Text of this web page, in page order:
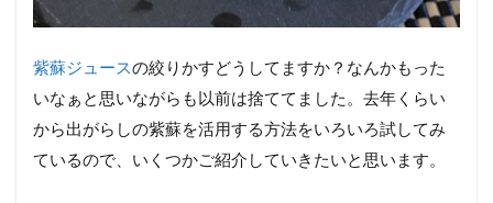
紫蘇ジュースの絞りかすどうしてますか？なんかもった
いなぁと思いながらも以前は捨ててました。去年くらい
から出がらしの紫蘇を活用する方法をいろいろ試してみ
ているので、いくつかご紹介していきたいと思います。